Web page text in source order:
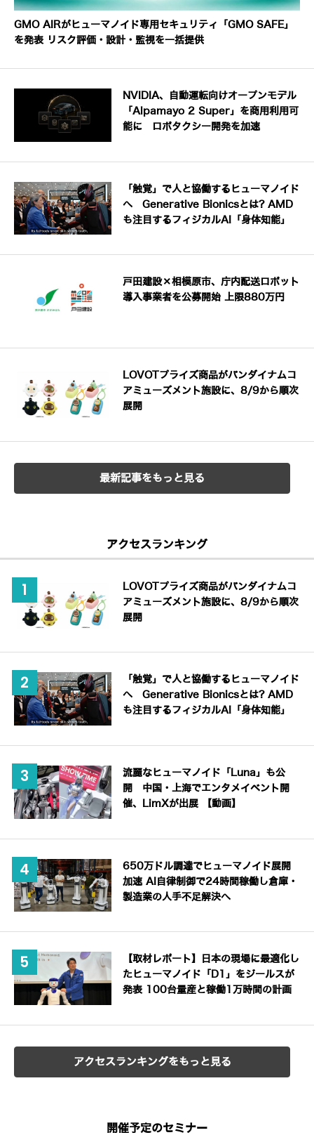
GMO AIRがヒューマノイド専用セキュリティ「GMO SAFE」
を発表 リスク評価・設計・監視を一括提供
NVIDIA、自動運転向けオープンモデル
「Alpamayo 2 Super」を商用利用可
能に ロボタクシー開発を加速
「触覚」で人と協働するヒューマノイド
へ Generative Bionicsとは? AMD
も注目するフィジカルAI「身体知能」
戸田建設×相模原市、庁内配送ロボット
導入事業者を公募開始 上限880万円
LOVOTプライズ商品がバンダイナムコ
アミューズメント施設に、8/9から順次
展開
最新記事をもっと見る
アクセスランキング
LOVOTプライズ商品がバンダイナムコ
アミューズメント施設に、8/9から順次
展開
「触覚」で人と協働するヒューマノイド
へ Generative Bionicsとは? AMD
も注目するフィジカルAI「身体知能」
流麗なヒューマノイド「Luna」も公
開 中国・上海でエンタメイベント開
催、LimXが出展 【動画】
650万ドル調達でヒューマノイド展開
加速 AI自律制御で24時間稼働し倉庫・
製造業の人手不足解決へ
【取材レポート】日本の現場に最適化し
たヒューマノイド「D1」をジールスが
発表 100台量産と稼働1万時間の計画
アクセスランキングをもっと見る
開催予定のセミナー